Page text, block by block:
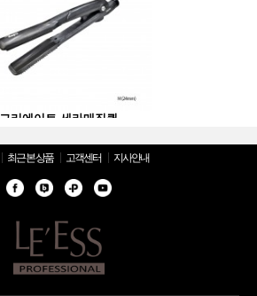
그리에이트 세라매직퀵
최근 본 상품 고객센터 지사안내